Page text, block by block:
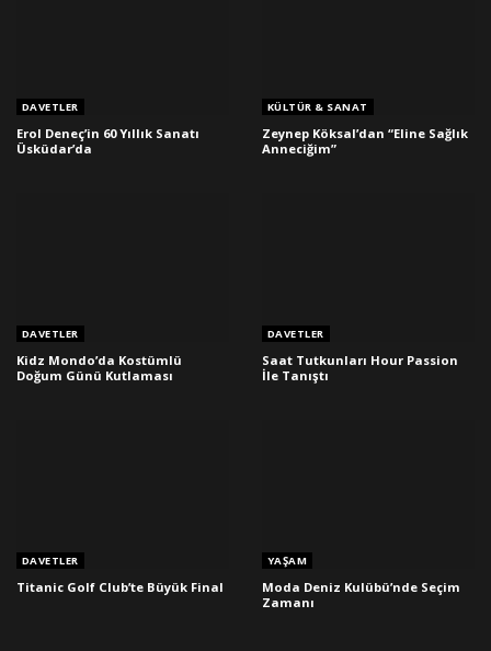
DAVETLER
Erol Deneç’in 60 Yıllık Sanatı
Üsküdar’da
KÜLTÜR & SANAT
Zeynep Köksal’dan “Eline Sağlık
Anneciğim”
DAVETLER
Kidz Mondo’da Kostümlü
Doğum Günü Kutlaması
DAVETLER
Saat Tutkunları Hour Passion
İle Tanıştı
DAVETLER
Titanic Golf Club’te Büyük Final
YAŞAM
Moda Deniz Kulübü’nde Seçim
Zamanı